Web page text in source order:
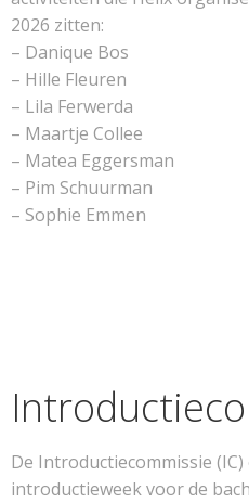
2026 zitten:
– Danique Bos
– Hille Fleuren
– Lila Ferwerda
– Maartje Collee
– Matea Eggersman
– Pim Schuurman
– Sophie Emmen
De Introductiecommissie
introductieweek voor de